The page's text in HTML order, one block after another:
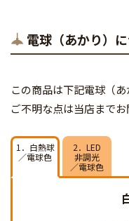
電球（あかり）
この商品は下記電球（あ
ご不明な点は当店までお
1．白熱球
／電球色
2．LED
非調光
／電球色